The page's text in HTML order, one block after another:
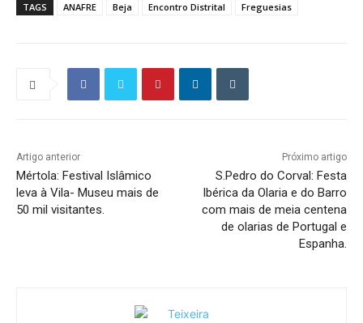
TAGS ANAFRE Beja Encontro Distrital Freguesias
Artigo anterior
Mértola: Festival Islâmico
leva à Vila- Museu mais de
50 mil visitantes.
Próximo artigo
S.Pedro do Corval: Festa
Ibérica da Olaria e do Barro
com mais de meia centena
de olarias de Portugal e
Espanha.